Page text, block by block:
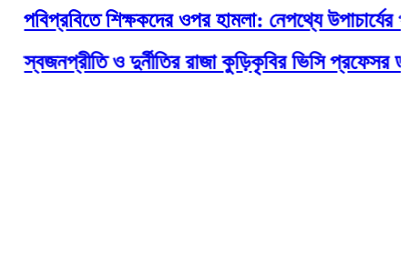
শিক্ষকদের ওপর হামলা: নেপথ্যে উপাচার্যের পদ
ও দুর্নীতির রাজা কুড়িকৃবির ভিসি প্রফেসর ড.